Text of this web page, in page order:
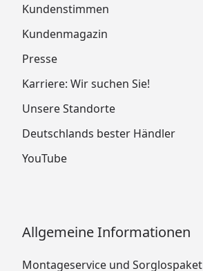
Kundenstimmen
Kundenmagazin
Presse
Karriere: Wir suchen Sie!
Unsere Standorte
Deutschlands bester Händler
YouTube
Allgemeine Informationen
Montageservice und Sorglospaket